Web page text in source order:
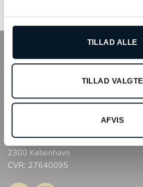
TILLAD ALLE
TILLAD VALGTE
AFVIS
Webshop
Arne Jacobsens Allé 12, butik 105
2300 København
CVR: 27640095